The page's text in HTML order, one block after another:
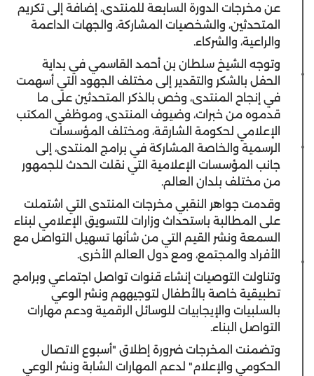
عن مخرجات الدورة السابعة للمنتدى، إضافة إلى تكريم
المتحدثين، والشخصيات المشاركة، والجهات الداعمة
والراعية، والشركاء.
وتوجه الشيخ سلطان بن أحمد القاسمي في بداية
الحفل بالشكر والتقدير إلى مختلف الجهود التي أسهمت
في إنجاح المنتدى، وخص بالذكر المتحدثين على ما
قدموه من خبرات، وضيوف المنتدى، وموظفي المكتب
الإعلامي لحكومة الشارقة، ومختلف المؤسسات
الرسمية والخاصة المشاركة في برامج المنتدى، إلى
جانب المؤسسات الإعلامية التي نقلت الحدث للجمهور
من مختلف بلدان العالم.
وقدمت جواهر النقبي مخرجات المنتدى التي اشتملت
على المطالبة باستحداث وزارات للتسويق الإعلامي لبناء
السمعة ونشر القيم التي من شأنها تسهيل التواصل مع
الأفراد والمجتمع، ومع دول العالم الأخرى.
وتناولت التوصيات إنشاء قنوات تواصل اجتماعي وبرامج
تطبيقية خاصة بالأطفال لتوجيههم ونشر الوعي
بالسلبيات والإيجابيات للوسائل الرقمية ودعم مهارات
التواصل البناء.
وتضمنت المخرجات ضرورة إطلاق "أسبوع الاتصال
الحكومي والإعلام" لدعم المهارات الشابة ونشر الوعي